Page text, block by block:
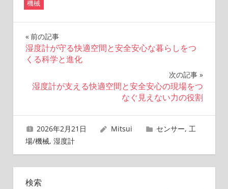
機械
投
稿
ナ
ゲ
ー
シ
ョ
前の記事
湿度計が守る快適空間と安全安心な暮らしをつ
くる科学と進化
次の記事
湿度計が支える快適空間と安全安心の現場をつ
なぐ見えない力の役割
2026年2月21日 Mitsui センサー, 工
場/機械, 湿度計
検索